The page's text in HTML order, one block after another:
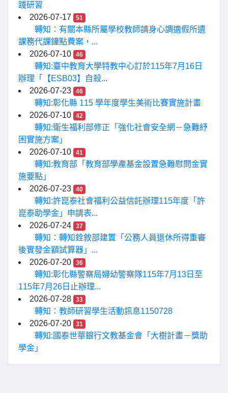
踐研習
2026-07-17
51
轉知：有關本縣所屬學校教師請身心調適假所遺
課務代課鐘點費案，...
2026-07-10
46
轉知:臺中教育大學特教中心訂於115年7月16日
辦理「【ESB03】自殺...
2026-07-23
46
轉知:彰化縣 115 學年度學生美術比賽實施計畫
2026-07-10
42
轉知:衛生福利部修正「強化社會安全網－急難紓
困實施方案」
2026-07-10
41
轉知:教育部「教育部學產基金設置急難慰問金實
施要點」
2026-07-23
40
轉知:許崑泰社會福利公益信託辦理115年度「許
崑泰助學金」申請表...
2026-07-24
37
轉知：轉知銓敘部建置「公務人員退休所得重審
後實發金額試算器」...
2026-07-20
36
轉知:彰化縣警察局婦幼警察隊115年7月13日至
115年7月26日止辦理...
2026-07-28
33
轉知：教師研習學生活動訊息1150728
2026-07-20
31
轉知:國泰世華銀行文教基金會「大樹計畫－獎助
學金」